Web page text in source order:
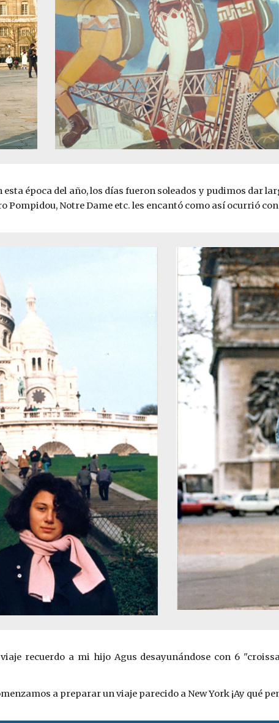
época del año, los días fueron soleados y pudimos dar
Pompidou, Notre Dame etc. les encantó como así ocurrió
recuerdo a mi hijo Agus ­desayunándose con 6
a preparar un viaje parecido a New York ¡Ay qué